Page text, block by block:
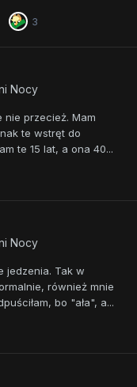
3
Nocy
przecież. Mam
te wstręt do
te 15 lat, a ona 40...
Nocy
jedzenia. Tak w
również mnie
bo "ała", a...